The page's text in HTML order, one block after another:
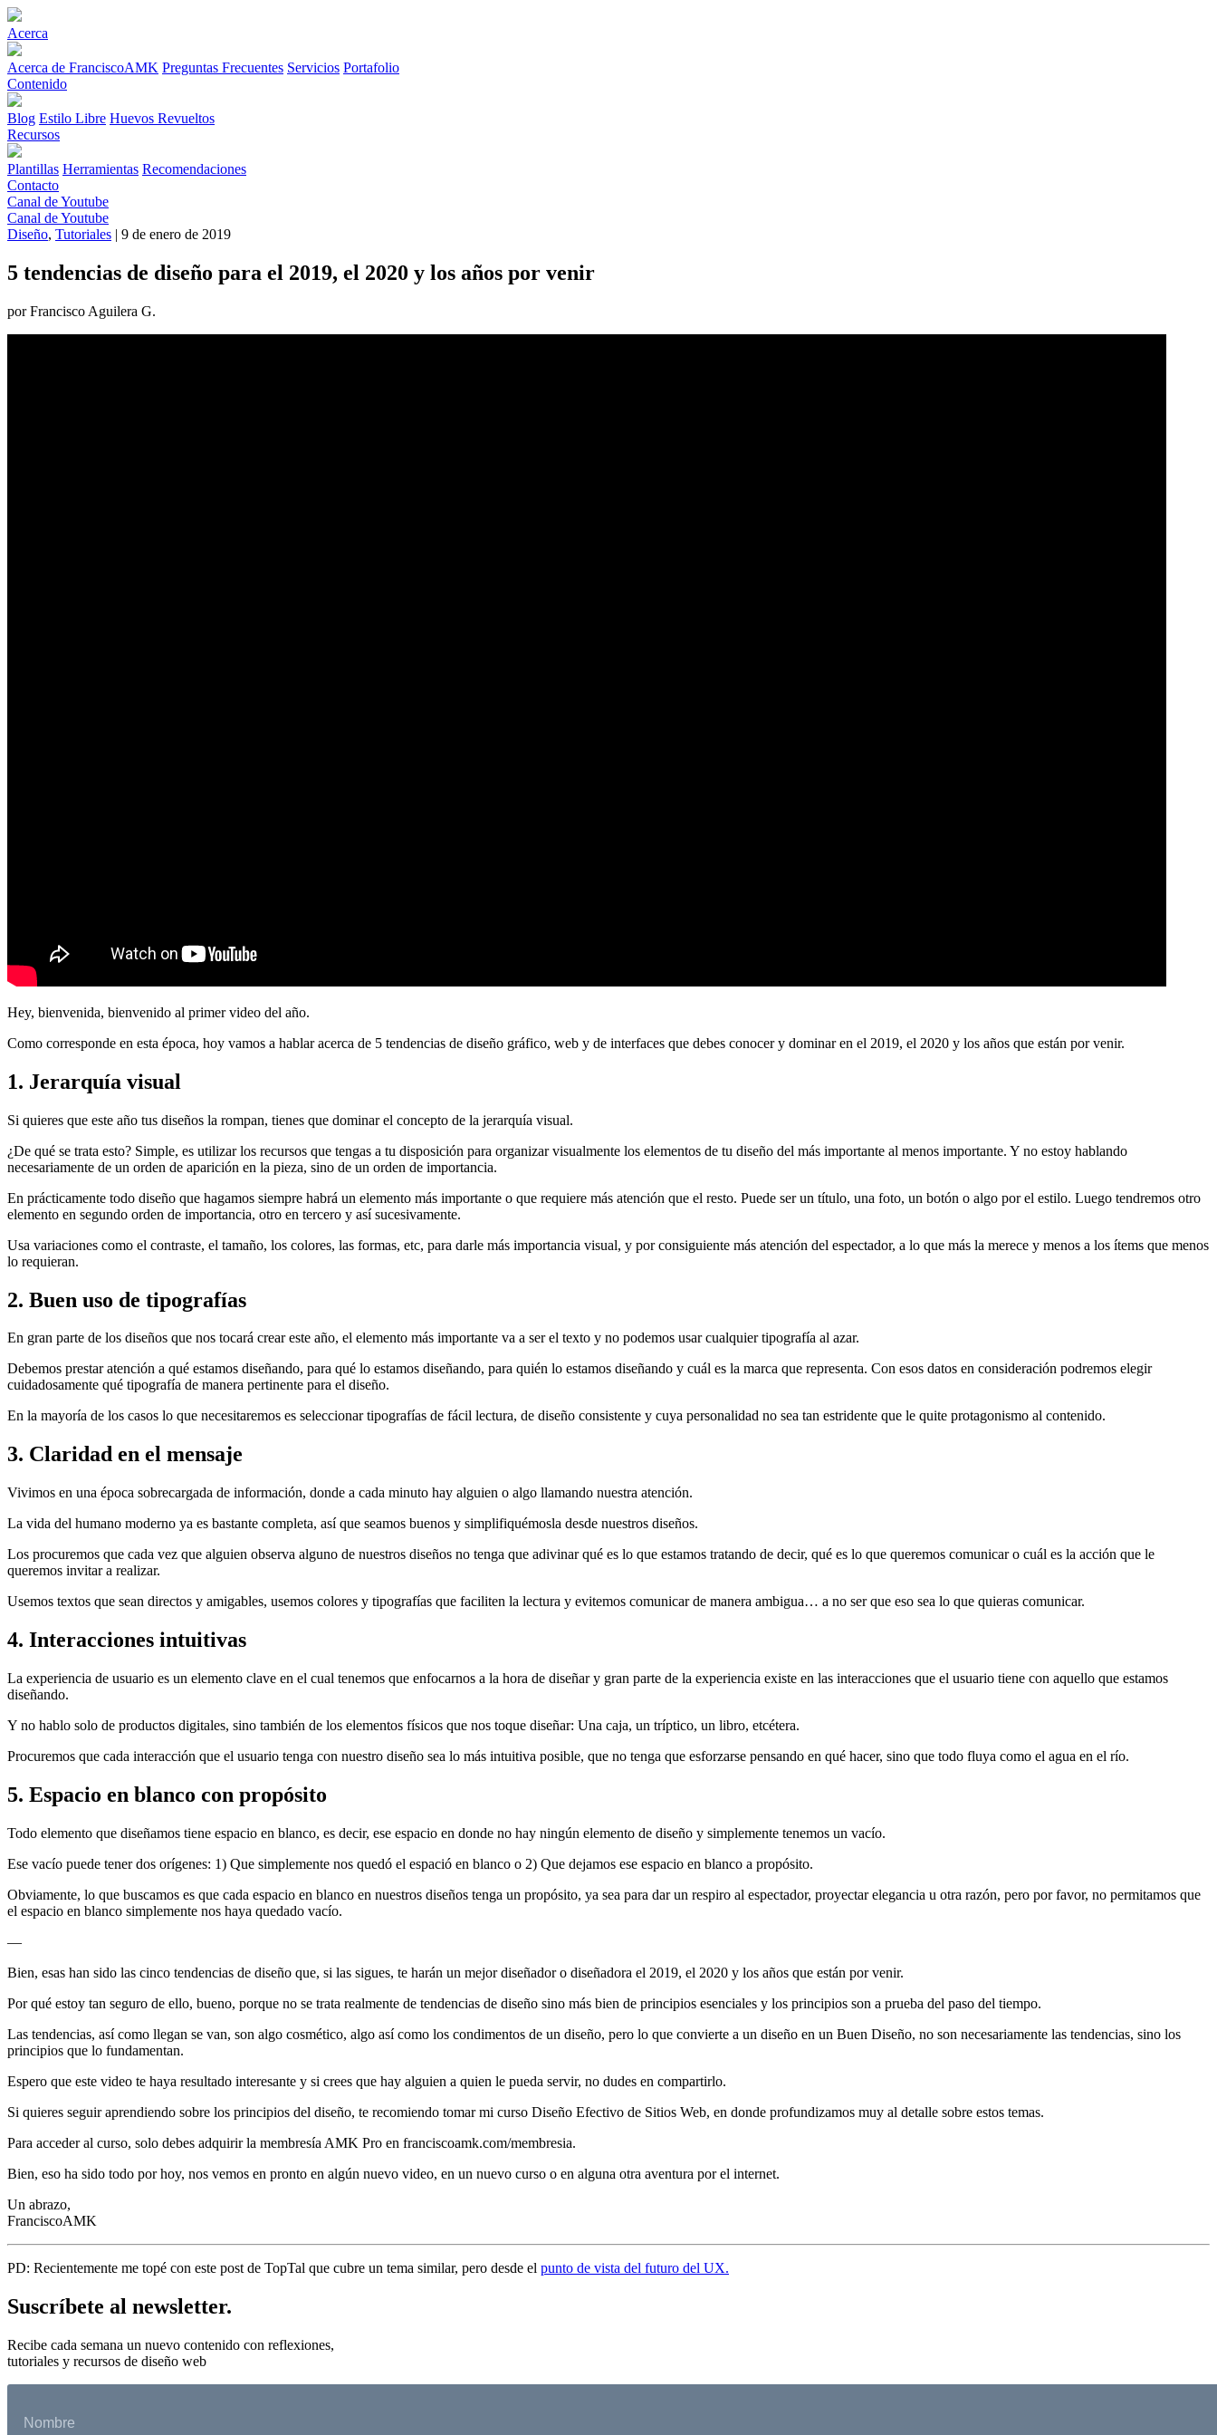
Acerca
Acerca de FranciscoAMK Preguntas Frecuentes Servicios Portafolio
Contenido
Blog Estilo Libre Huevos Revueltos
Recursos
Plantillas Herramientas Recomendaciones
Contacto
Canal de Youtube
Canal de Youtube
Diseño, Tutoriales | 9 de enero de 2019
5 tendencias de diseño para el 2019, el 2020 y los años por venir
por Francisco Aguilera G.
Hey, bienvenida, bienvenido al primer video del año.
Como corresponde en esta época, hoy vamos a hablar acerca de 5 tendencias de diseño gráfico, web y de interfaces que debes conocer y dominar en el 2019, el 2020 y los años que están por venir.
1. Jerarquía visual
Si quieres que este año tus diseños la rompan, tienes que dominar el concepto de la jerarquía visual.
¿De qué se trata esto? Simple, es utilizar los recursos que tengas a tu disposición para organizar visualmente los elementos de tu diseño del más importante al menos importante. Y no estoy hablando
necesariamente de un orden de aparición en la pieza, sino de un orden de importancia.
En prácticamente todo diseño que hagamos siempre habrá un elemento más importante o que requiere más atención que el resto. Puede ser un título, una foto, un botón o algo por el estilo. Luego tendremos otro
elemento en segundo orden de importancia, otro en tercero y así sucesivamente.
Usa variaciones como el contraste, el tamaño, los colores, las formas, etc, para darle más importancia visual, y por consiguiente más atención del espectador, a lo que más la merece y menos a los ítems que menos
lo requieran.
2. Buen uso de tipografías
En gran parte de los diseños que nos tocará crear este año, el elemento más importante va a ser el texto y no podemos usar cualquier tipografía al azar.
Debemos prestar atención a qué estamos diseñando, para qué lo estamos diseñando, para quién lo estamos diseñando y cuál es la marca que representa. Con esos datos en consideración podremos elegir
cuidadosamente qué tipografía de manera pertinente para el diseño.
En la mayoría de los casos lo que necesitaremos es seleccionar tipografías de fácil lectura, de diseño consistente y cuya personalidad no sea tan estridente que le quite protagonismo al contenido.
3. Claridad en el mensaje
Vivimos en una época sobrecargada de información, donde a cada minuto hay alguien o algo llamando nuestra atención.
La vida del humano moderno ya es bastante completa, así que seamos buenos y simplifiquémosla desde nuestros diseños.
Los procuremos que cada vez que alguien observa alguno de nuestros diseños no tenga que adivinar qué es lo que estamos tratando de decir, qué es lo que queremos comunicar o cuál es la acción que le
queremos invitar a realizar.
Usemos textos que sean directos y amigables, usemos colores y tipografías que faciliten la lectura y evitemos comunicar de manera ambigua… a no ser que eso sea lo que quieras comunicar.
4. Interacciones intuitivas
La experiencia de usuario es un elemento clave en el cual tenemos que enfocarnos a la hora de diseñar y gran parte de la experiencia existe en las interacciones que el usuario tiene con aquello que estamos
diseñando.
Y no hablo solo de productos digitales, sino también de los elementos físicos que nos toque diseñar: Una caja, un tríptico, un libro, etcétera.
Procuremos que cada interacción que el usuario tenga con nuestro diseño sea lo más intuitiva posible, que no tenga que esforzarse pensando en qué hacer, sino que todo fluya como el agua en el río.
5. Espacio en blanco con propósito
Todo elemento que diseñamos tiene espacio en blanco, es decir, ese espacio en donde no hay ningún elemento de diseño y simplemente tenemos un vacío.
Ese vacío puede tener dos orígenes: 1) Que simplemente nos quedó el espació en blanco o 2) Que dejamos ese espacio en blanco a propósito.
Obviamente, lo que buscamos es que cada espacio en blanco en nuestros diseños tenga un propósito, ya sea para dar un respiro al espectador, proyectar elegancia u otra razón, pero por favor, no permitamos que
el espacio en blanco simplemente nos haya quedado vacío.
—
Bien, esas han sido las cinco tendencias de diseño que, si las sigues, te harán un mejor diseñador o diseñadora el 2019, el 2020 y los años que están por venir.
Por qué estoy tan seguro de ello, bueno, porque no se trata realmente de tendencias de diseño sino más bien de principios esenciales y los principios son a prueba del paso del tiempo.
Las tendencias, así como llegan se van, son algo cosmético, algo así como los condimentos de un diseño, pero lo que convierte a un diseño en un Buen Diseño, no son necesariamente las tendencias, sino los
principios que lo fundamentan.
Espero que este video te haya resultado interesante y si crees que hay alguien a quien le pueda servir, no dudes en compartirlo.
Si quieres seguir aprendiendo sobre los principios del diseño, te recomiendo tomar mi curso Diseño Efectivo de Sitios Web, en donde profundizamos muy al detalle sobre estos temas.
Para acceder al curso, solo debes adquirir la membresía AMK Pro en franciscoamk.com/membresia.
Bien, eso ha sido todo por hoy, nos vemos en pronto en algún nuevo video, en un nuevo curso o en alguna otra aventura por el internet.
Un abrazo,
FranciscoAMK
PD: Recientemente me topé con este post de TopTal que cubre un tema similar, pero desde el punto de vista del futuro del UX.
Suscríbete al newsletter.
Recibe cada semana un nuevo contenido con reflexiones,
tutoriales y recursos de diseño web